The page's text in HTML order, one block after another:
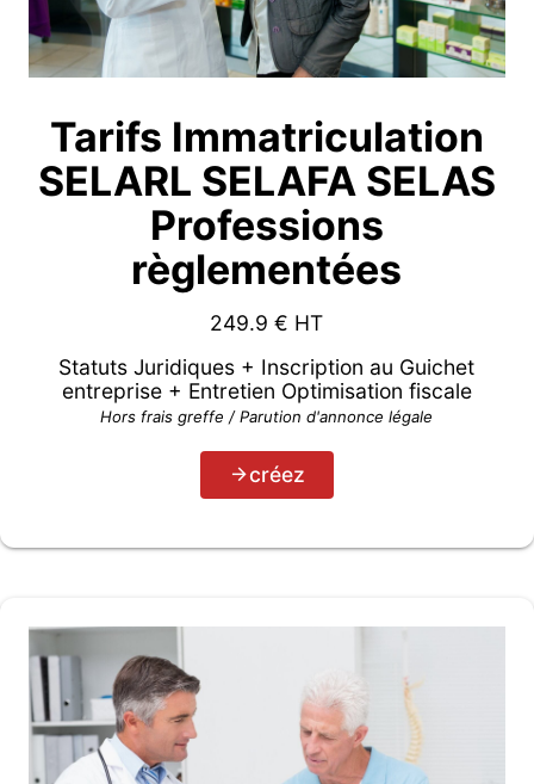
Tarifs Immatriculation
SELARL SELAFA SELAS
Professions
règlementées
249.9 € HT
Statuts Juridiques + Inscription au Guichet
entreprise + Entretien Optimisation fiscale
Hors frais greffe / Parution d'annonce légale
créez